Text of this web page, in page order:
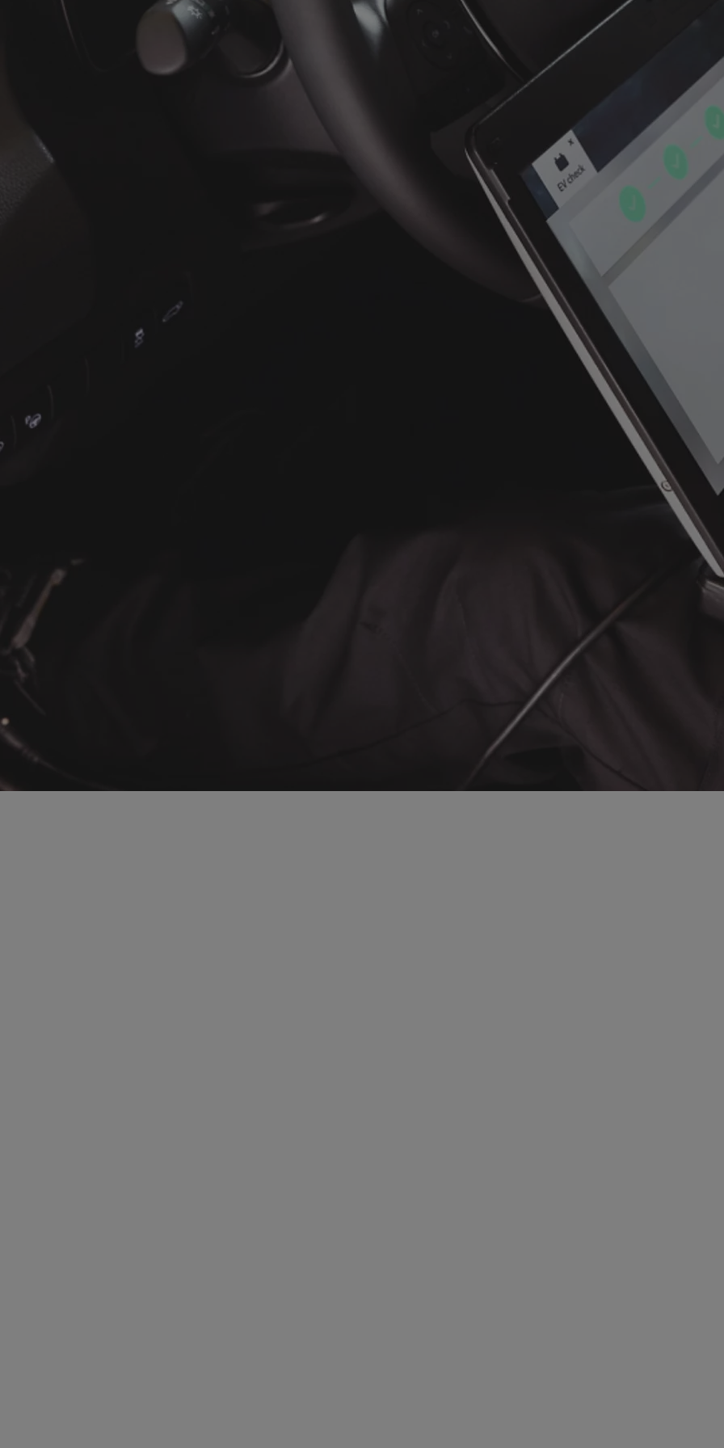
De beste tweedehandswagens van je